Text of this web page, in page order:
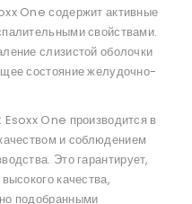
One содержит активные
свойствами.
слизистой оболочки
состояние желудочно-
One производится в
и соблюдением
Это гарантирует,
качества,
подобранными